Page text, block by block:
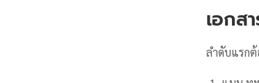
เอกส
ลำดับแรกต้